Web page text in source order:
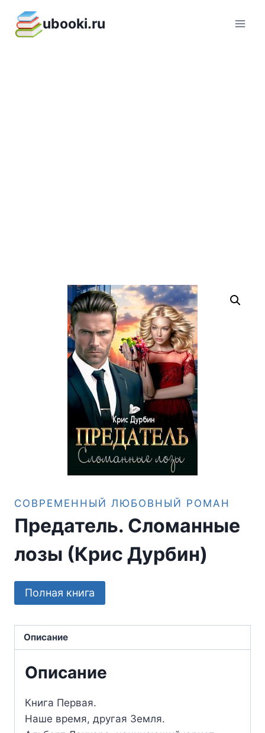
содержимому
ubooki.ru
СОВРЕМЕННЫЙ ЛЮБОВНЫЙ РОМАН
Предатель. Сломанные
лозы (Крис Дурбин)
Полная книга
Описание
Описание
Книга Первая.
Наше время, другая Земля.